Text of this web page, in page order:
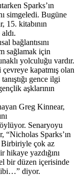
Sparks’ın
simgeledi. Bugüne
15. kitabının
bağlantısını
sağlamak için
yolculuğu vardır.
kapatmış olan
gence ilgi
aşklarının
Greg Kinnear,
Senaryoyu
Sparks’ın
Birbiriyle çok az
hikaye yazdığını
bir düzen içerisinde
diyor.